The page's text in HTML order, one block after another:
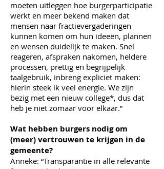
moeten uitleggen hoe burgerparticipatie
werkt en meer bekend maken dat
mensen naar fractievergaderingen
kunnen komen om hun ideeën, plannen
en wensen duidelijk te maken. Snel
reageren, afspraken nakomen, heldere
processen, prettig en begrijpelijk
taalgebruik, inbreng expliciet maken:
hierin steek ik veel energie. We zijn
bezig met een nieuw college*, dus dat
heb je niet zomaar voor elkaar.”
Wat hebben burgers nodig om
(meer) vertrouwen te krijgen in de
gemeente?
Anneke: “Transparantie in alle relevante